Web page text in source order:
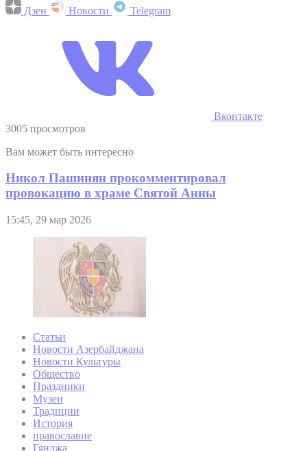
Дзен Новости Telegram
Вконтакте
3005 просмотров
Вам может быть интересно
Никол Пашинян прокомментировал
провокацию в храме Святой Анны
15:45, 29 мар 2026
Статьи
Новости Азербайджана
Новости Культуры
Общество
Праздники
Музеи
Традиции
История
православие
Гянджа